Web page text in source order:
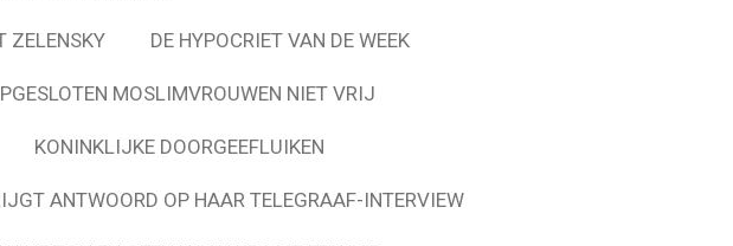
ZELENSKY DE HYPOCRIET VAN DE WEEK
MOSLIMVROUWEN NIET VRIJ
KONINKLIJKE DOORGEEFLUIKEN
ANTWOORD OP HAAR TELEGRAAF-INTERVIEW